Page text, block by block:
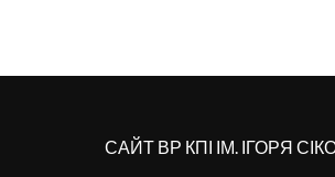
САЙТ ВР КПІ ІМ. ІГОРЯ